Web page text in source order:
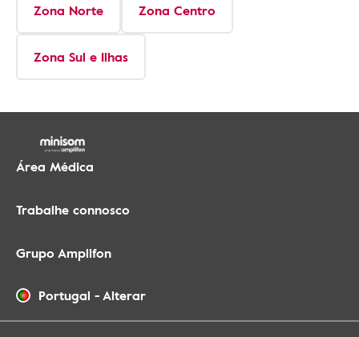
Zona Norte Zona Centro
Zona Sul e Ilhas
Área Médica
Trabalhe connosco
Grupo Amplifon
Portugal -Alterar